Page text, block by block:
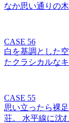
なか思い通りの
CASE 56
白を基調とした
たクラシカルな
CASE 55
思い立ったら裸
荘。 水平線に沈